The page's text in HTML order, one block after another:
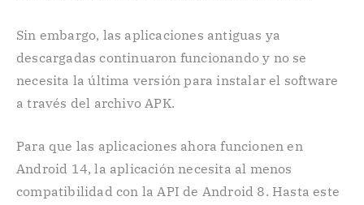
Sin embargo, las aplicaciones antiguas ya
descargadas continuaron funcionando y no se
necesita la última versión para instalar el software
a través del archivo APK.
Para que las aplicaciones ahora funcionen en
Android 14, la aplicación necesita al menos
compatibilidad con la API de Android 8. Hasta este